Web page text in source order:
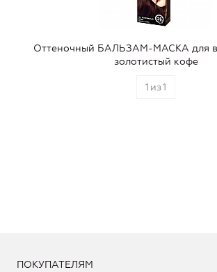
Оттеночный БАЛЬЗАМ-МАСКА для
золотистый кофе
1 из1
ПОКУПАТЕЛЯМ